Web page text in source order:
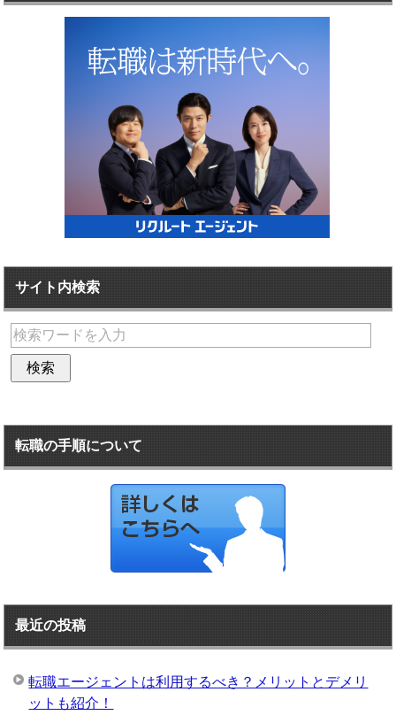
サイト内検索
転職の手順について
最近の投稿
転職エージェントは利用するべき？メリットとデメリ
ットも紹介！